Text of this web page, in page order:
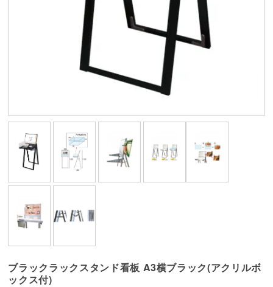
ブラックラックスタンド看板 A3横ブラック(アクリルボ
ックス付)